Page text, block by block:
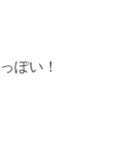
ぽい！